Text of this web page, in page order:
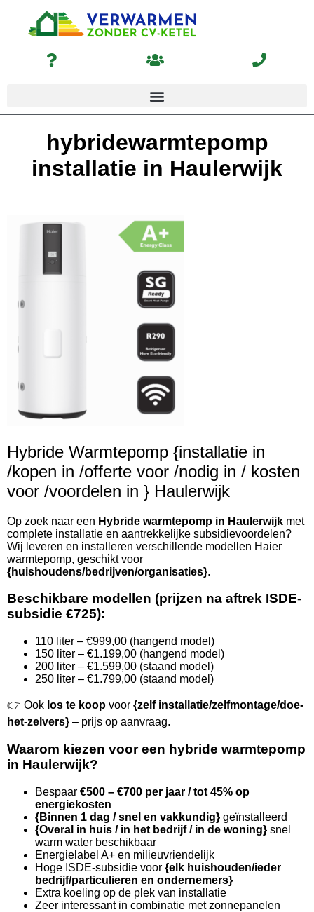
hybridewarmtepomp
installatie in Haulerwijk
Hybride Warmtepomp {installatie in
/kopen in /offerte voor /nodig in / kosten
voor /voordelen in } Haulerwijk
Op zoek naar een Hybride warmtepomp in Haulerwijk met
complete installatie en aantrekkelijke subsidievoordelen?
Wij leveren en installeren verschillende modellen Haier
warmtepomp, geschikt voor
{huishoudens/bedrijven/organisaties}.
Beschikbare modellen (prijzen na aftrek ISDE-
subsidie €725):
110 liter – €999,00 (hangend model)
150 liter – €1.199,00 (hangend model)
200 liter – €1.599,00 (staand model)
250 liter – €1.799,00 (staand model)
👉 Ook los te koop voor {zelf installatie/zelfmontage/doe-
het-zelvers} – prijs op aanvraag.
Waarom kiezen voor een hybride warmtepomp
in Haulerwijk?
Bespaar €500 – €700 per jaar / tot 45% op
energiekosten
{Binnen 1 dag / snel en vakkundig} geïnstalleerd
{Overal in huis / in het bedrijf / in de woning} snel
warm water beschikbaar
Energielabel A+ en milieuvriendelijk
Hoge ISDE-subsidie voor {elk huishouden/ieder
bedrijf/particulieren en ondernemers}
Extra koeling op de plek van installatie
Zeer interessant in combinatie met zonnepanelen